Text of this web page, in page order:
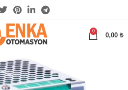
0
0,00 ₺